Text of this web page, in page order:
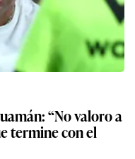
“No valoro a
termine con el